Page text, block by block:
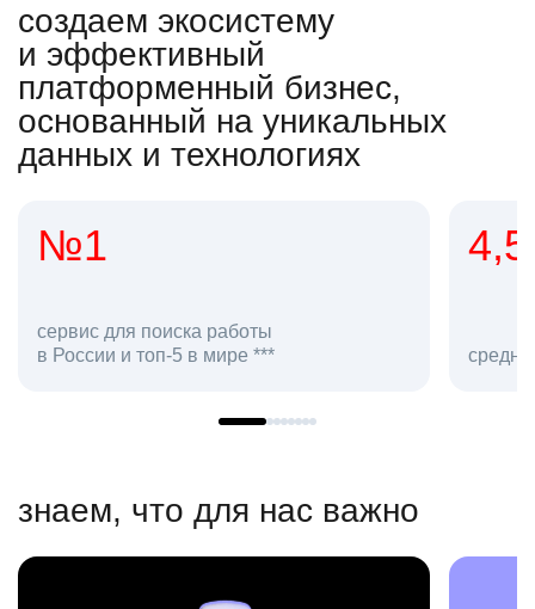
создаем экосистему
и эффективный
платформенный бизнес,
основанный на уникальных
данных и технологиях
работы
5 в мире ***
средняя оценка hh.ru
знаем, что для нас важно